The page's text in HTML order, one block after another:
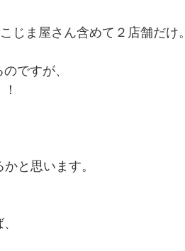
じま屋さん含めて２店舗だけ。
ですが、
と思います。